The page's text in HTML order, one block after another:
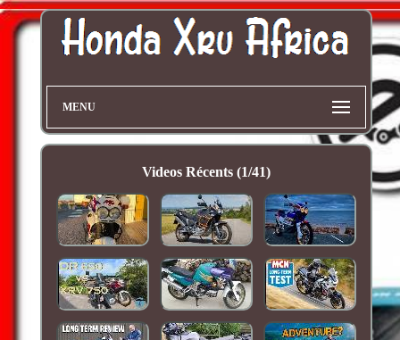
MENU
Videos Récents (1/41)